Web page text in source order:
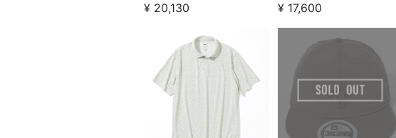
¥ 20,130
ックネック グレー
¥ 17,600